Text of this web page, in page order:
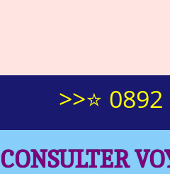
>>⭐
CONSULTER